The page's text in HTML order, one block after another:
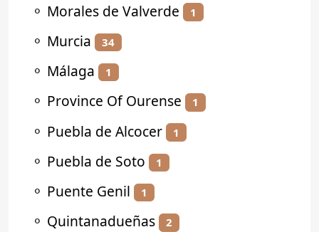
⚬ Morales de Valverde 1
⚬ Murcia 34
⚬ Málaga 1
⚬ Province Of Ourense 1
⚬ Puebla de Alcocer 1
⚬ Puebla de Soto 1
⚬ Puente Genil 1
⚬ Quintanadueñas 2